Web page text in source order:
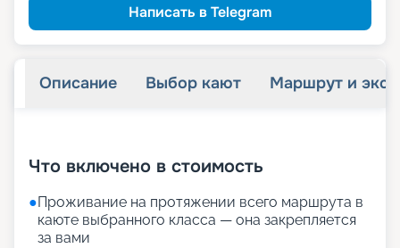
Написать в Telegram
Описание Выбор кают Маршрут и
Что включено в стоимость
●Проживание на протяжении всего маршрута в
каюте выбранного класса — она закрепляется
за вами